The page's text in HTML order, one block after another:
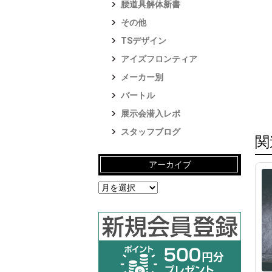
腰道具解体新書
その他
TSデザイン
アイズフロンティア
メーカー別
バートル
展示会潜入レポ
スタッフブログ
アーカイブ
ア
ー
イ
ブ